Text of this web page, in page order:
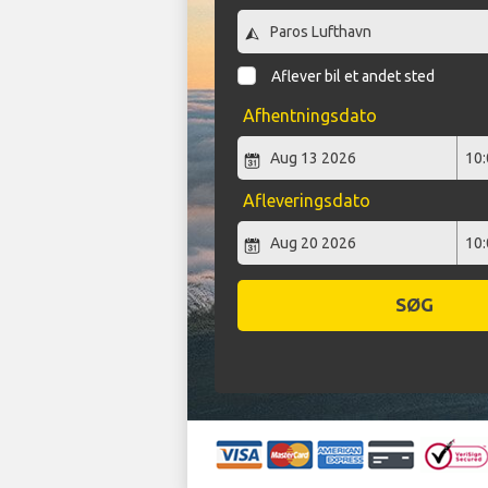
Aflever bil et andet sted
Afhentningsdato
Afleveringsdato
SØG